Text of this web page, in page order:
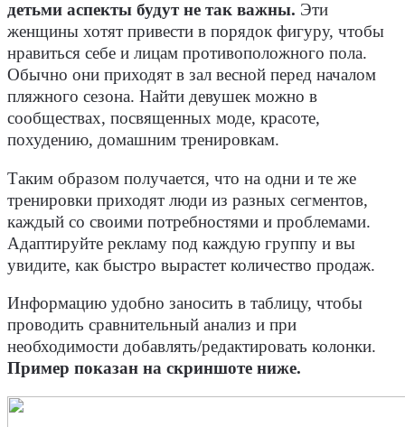
детьми аспекты будут не так важны. Эти
женщины хотят привести в порядок фигуру, чтобы
нравиться себе и лицам противоположного пола.
Обычно они приходят в зал весной перед началом
пляжного сезона. Найти девушек можно в
сообществах, посвященных моде, красоте,
похудению, домашним тренировкам.
Таким образом получается, что на одни и те же
тренировки приходят люди из разных сегментов,
каждый со своими потребностями и проблемами.
Адаптируйте рекламу под каждую группу и вы
увидите, как быстро вырастет количество продаж.
Информацию удобно заносить в таблицу, чтобы
проводить сравнительный анализ и при
необходимости добавлять/редактировать колонки.
Пример показан на скриншоте ниже.